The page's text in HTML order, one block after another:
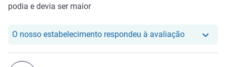
podia e devia ser maior
O nosso estabelecimento respondeu à avaliaçãoO nosso